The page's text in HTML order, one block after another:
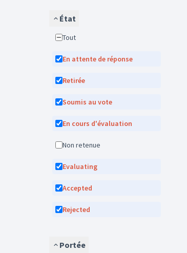
État
Tout
En attente de réponse
Retirée
Soumis au vote
En cours d'évaluation
Non retenue
Evaluating
Accepted
Rejected
Portée